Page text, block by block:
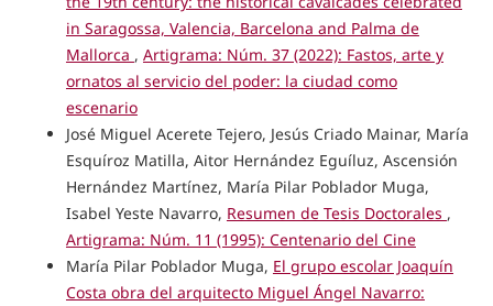
in Saragossa, Valencia, Barcelona and Palma de
Mallorca , Artigrama: Núm. 37 (2022): Fastos, arte y
ornatos al servicio del poder: la ciudad como
escenario
José Miguel Acerete Tejero, Jesús Criado Mainar, María
Esquíroz Matilla, Aitor Hernández Eguíluz, Ascensión
Hernández Martínez, María Pilar Poblador Muga,
Isabel Yeste Navarro, Resumen de Tesis Doctorales ,
Artigrama: Núm. 11 (1995): Centenario del Cine
María Pilar Poblador Muga, El grupo escolar Joaquín
Costa obra del arquitecto Miguel Ángel Navarro: